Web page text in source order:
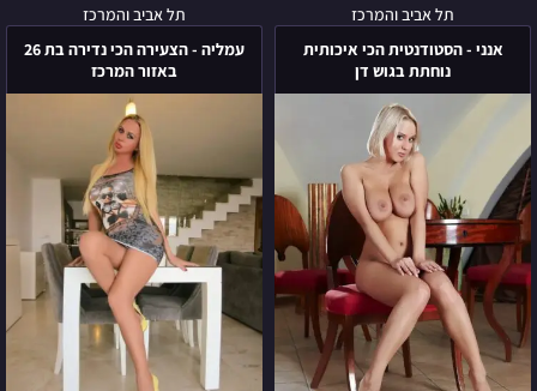
תל אביב והמרכז
אנני - הסטודנטית הכי איכותית
נוחתת בגוש דן
אנני
-
הסטודנטית
הכי
איכותית
נוחתת
בגוש
דן
תל אביב והמרכז
עמליה - הצעירה הכי נדירה בת 26
באזור המרכז
עמליה
-
הצעירה
הכי
נדירה
בת
26
באזור
המרכז